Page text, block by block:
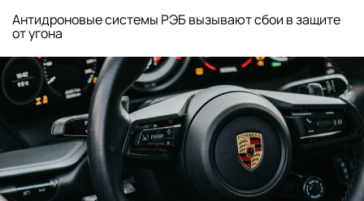
Антидроновые системы РЭБ вызывают сбои в защите
от угона